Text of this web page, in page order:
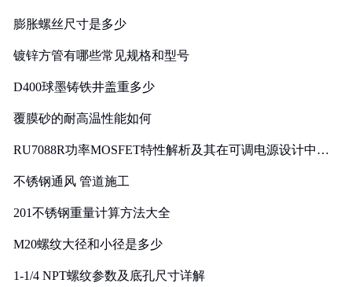
膨胀螺丝尺寸是多少
镀锌方管有哪些常见规格和型号
D400球墨铸铁井盖重多少
覆膜砂的耐高温性能如何
RU7088R功率MOSFET特性解析及其在可调电源设计中的
不锈钢通风 管道施工
201不锈钢重量计算方法大全
M20螺纹大径和小径是多少
1-1/4 NPT螺纹参数及底孔尺寸详解